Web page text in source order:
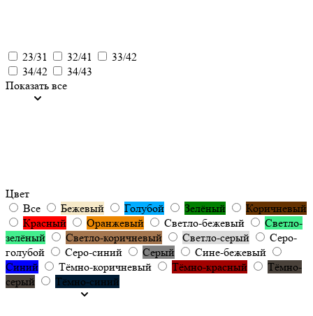
23/31 32/41
33/42
34/42
34/43
Показать все
Цвет
Все
Бежевый Голубой Зелёный
Коричневый
Красный
Оранжевый Светло-бежевый
Светло-
зелёный
Светло-коричневый Светло-серый
Серо-
голубой
Серо-синий Серый
Сине-бежевый
Синий
Тёмно-коричневый Тёмно-красный
Тёмно-
серый
Тёмно-синий